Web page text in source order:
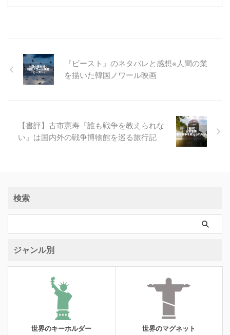
『ビースト』のネタバレと感想※人間の業
を描いた韓国ノワール映画
【書評】古市憲寿『誰も戦争を教えられな
い』は国内外の戦争博物館を巡る旅行記
検索
ジャンル別
世界のキーホルダー 世界のマグネット